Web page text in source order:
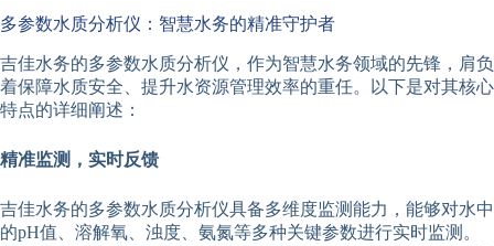
多参数水质分析仪：智慧水务的精准守护者
吉佳水务的多参数水质分析仪，作为智慧水务领域的先锋，肩负
着保障水质安全、提升水资源管理效率的重任。以下是对其核心
特点的详细阐述：
精准监测，实时反馈
吉佳水务的多参数水质分析仪具备多维度监测能力，能够对水中
的pH值、溶解氧、浊度、氨氮等多种关键参数进行实时监测。